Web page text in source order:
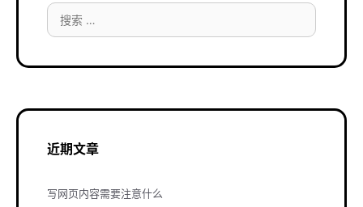
搜
索：
近期文章
写网页内容需要注意什么